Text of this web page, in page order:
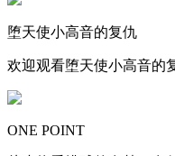
堕天使小高音的复仇
欢迎观看堕天使小高音的
ONE POINT